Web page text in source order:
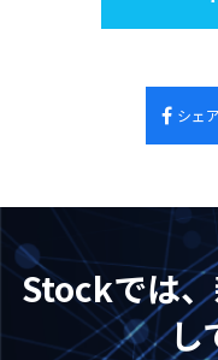
シェ
Stockでは
し